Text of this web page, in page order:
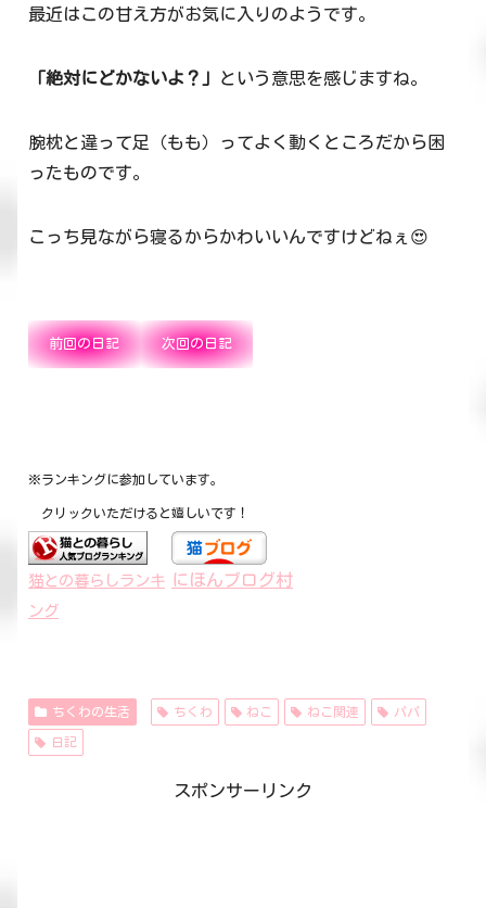
最近はこの甘え方がお気に入りのようです。
「絶対にどかないよ？」 という意思を感じますね。
腕枕と違って足（もも）ってよく動くところだから困
ったものです。
こっち見ながら寝るからかわいいんですけどねぇ😍
前回の日記 次回の日記
※ランキングに参加しています。
クリックいただけると嬉しいです！
猫との暮らしランキ
ング
にほんブログ村
ちくわの生活 ちくわ ねこ ねこ関連 パパ
日記
スポンサーリンク